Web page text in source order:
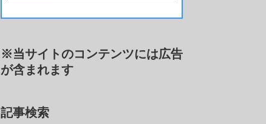
※当サイトのコンテンツには広告
が含まれます
記事検索